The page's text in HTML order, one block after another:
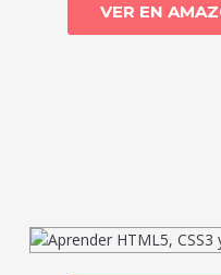
VER EN